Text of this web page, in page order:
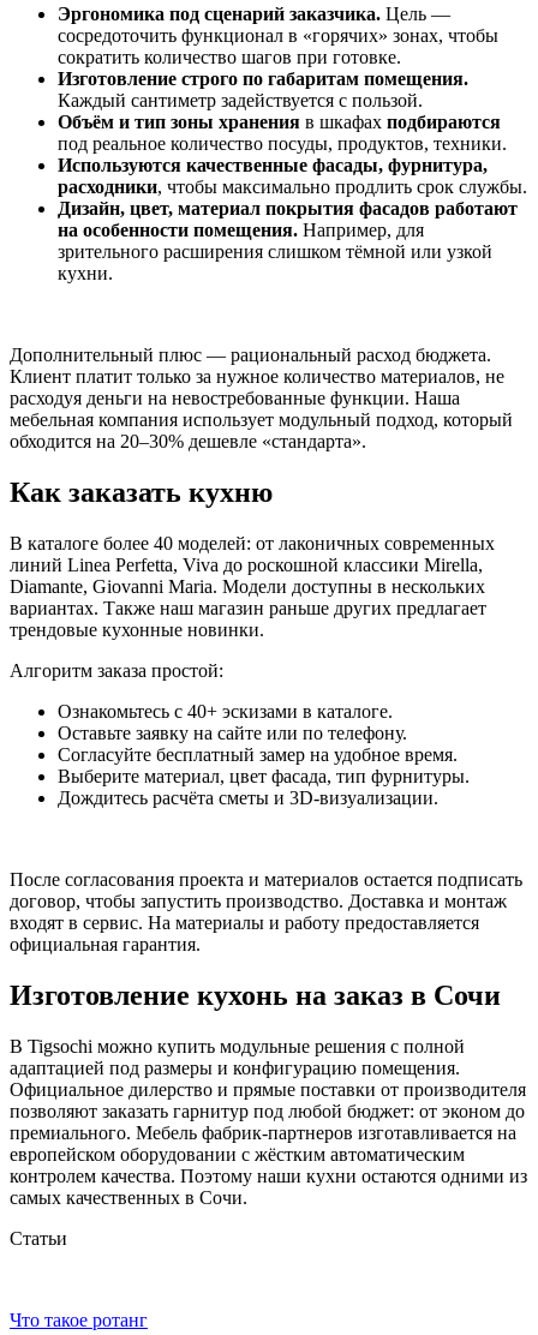
Эргономика под сценарий заказчика. Цель —
сосредоточить функционал в «горячих» зонах, чтобы
сократить количество шагов при готовке.
Изготовление строго по габаритам помещения.
Каждый сантиметр задействуется с пользой.
Объём и тип зоны хранения в шкафах подбираются
под реальное количество посуды, продуктов, техники.
Используются качественные фасады, фурнитура,
расходники, чтобы максимально продлить срок службы.
Дизайн, цвет, материал покрытия фасадов работают
на особенности помещения. Например, для
зрительного расширения слишком тёмной или узкой
кухни.
Дополнительный плюс — рациональный расход бюджета.
Клиент платит только за нужное количество материалов, не
расходуя деньги на невостребованные функции. Наша
мебельная компания использует модульный подход, который
обходится на 20–30% дешевле «стандарта».
Как заказать кухню
В каталоге более 40 моделей: от лаконичных современных
линий Linea Perfetta, Viva до роскошной классики Mirella,
Diamante, Giovanni Maria. Модели доступны в нескольких
вариантах. Также наш магазин раньше других предлагает
трендовые кухонные новинки.
Алгоритм заказа простой:
Ознакомьтесь с 40+ эскизами в каталоге.
Оставьте заявку на сайте или по телефону.
Согласуйте бесплатный замер на удобное время.
Выберите материал, цвет фасада, тип фурнитуры.
Дождитесь расчёта сметы и 3D-визуализации.
После согласования проекта и материалов остается подписать
договор, чтобы запустить производство. Доставка и монтаж
входят в сервис. На материалы и работу предоставляется
официальная гарантия.
Изготовление кухонь на заказ в Сочи
В Tigsochi можно купить модульные решения с полной
адаптацией под размеры и конфигурацию помещения.
Официальное дилерство и прямые поставки от производителя
позволяют заказать гарнитур под любой бюджет: от эконом до
премиального. Мебель фабрик-партнеров изготавливается на
европейском оборудовании с жёстким автоматическим
контролем качества. Поэтому наши кухни остаются одними из
самых качественных в Сочи.
Статьи
Что такое ротанг